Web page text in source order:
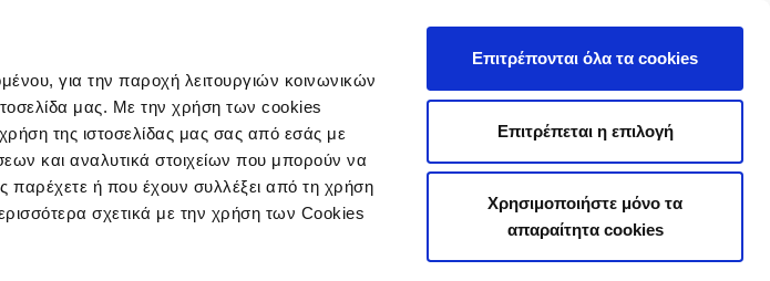
για την παροχή λειτουργιών κοινωνικών
μας. Με την χρήση των cookies
της ιστοσελίδας μας σας από εσάς με
και αναλυτικά στοιχείων που μπορούν να
παρέχετε ή που έχουν συλλέξει από τη χρήση
σχετικά με την χρήση των Cookies
Επιτρέπονται όλα τα cookies
Επιτρέπεται η επιλογή
Χρησιμοποιήστε μόνο τα
απαραίτητα cookies
Next
Tweets by CyprusFA
Προσεχή γεγονότα